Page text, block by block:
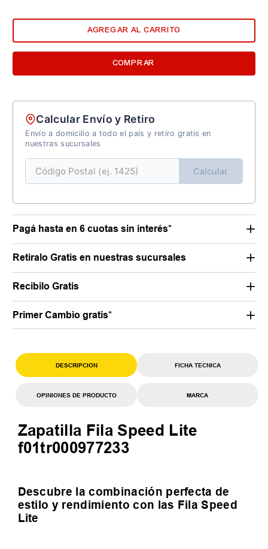
AGREGAR AL CARRITO
COMPRAR
Calcular Envío y Retiro
Envío a domicilio a todo el país y retiro gratis en
nuestras sucursales
Calcular
Pagá hasta en 6 cuotas sin interés*
Retiralo Gratis en nuestras sucursales
Recibilo Gratis
Primer Cambio gratis*
DESCRIPCION FICHA TECNICA
OPINIONES DE PRODUCTO MARCA
Zapatilla Fila Speed Lite
f01tr000977233
Descubre la combinación perfecta de
estilo y rendimiento con las Fila Speed
Lite